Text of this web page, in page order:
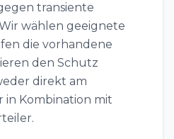
transiente
wählen geeignete
die vorhandene
den Schutz
direkt am
in Kombination mit